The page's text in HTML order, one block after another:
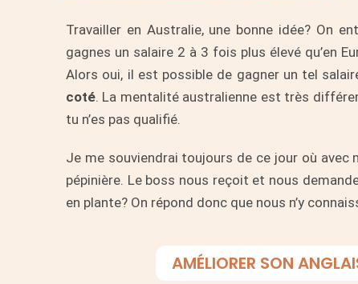
Travailler en Australie, une bonne idée? On
gagnes un salaire 2 à 3 fois plus élevé qu’en
Alors oui, il est possible de gagner un tel
coté. La mentalité australienne est très
tu n’es pas qualifié.
Je me souviendrai toujours de ce jour où avec
pépinière. Le boss nous reçoit et nous
en plante? On répond donc que nous n’y
AMÉLIORER SON